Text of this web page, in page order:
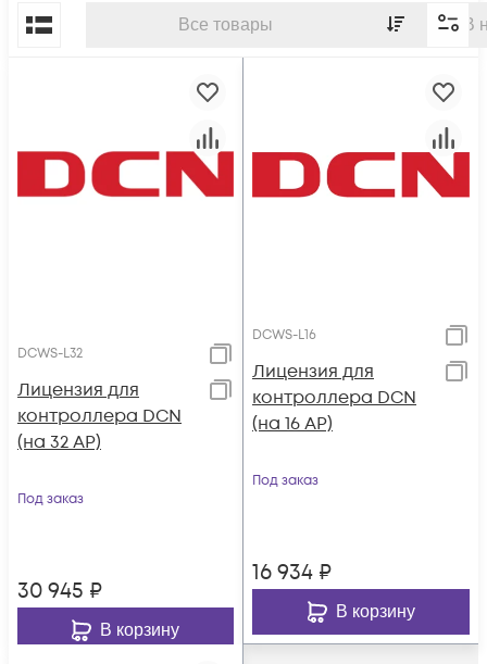
Все товары В
По популярности
DCWS-L32
Лицензия для
контроллера DCN
(на 32 AP)
Под заказ
30 945 ₽
В корзину
DCWS-L16
Лицензия для
контроллера DCN
(на 16 AP)
Под заказ
16 934 ₽
В корзину